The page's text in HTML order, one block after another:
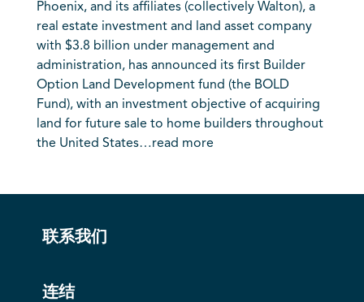
Phoenix, and its affiliates (collectively Walton), a
real estate investment and land asset company
with $3.8 billion under management and
administration, has announced its first Builder
Option Land Development fund (the BOLD
Fund), with an investment objective of acquiring
land for future sale to home builders throughout
the United States…read more
联系我们
连结